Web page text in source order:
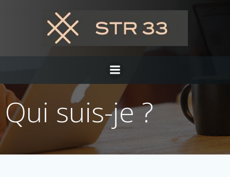
contenu
Qui suis-je ?